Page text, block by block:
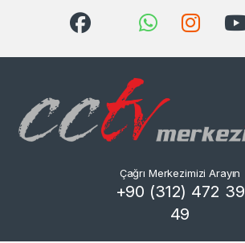
Çağrı Merkezimizi Arayın
+90 (312) 472 39
49